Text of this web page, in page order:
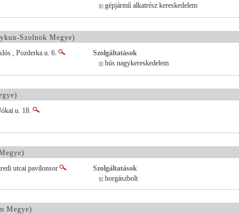
gépjármű alkatrész kereskedelem
Szolnok Megye)
, Pozderka u. 6.
Szolgáltatások
hús nagykereskedelem
u. 18.
utcai pavilonsor
Szolgáltatások
horgászbolt
Megye)